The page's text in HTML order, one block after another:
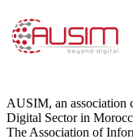
AUSIM, an association
Digital Sector in
The Association of